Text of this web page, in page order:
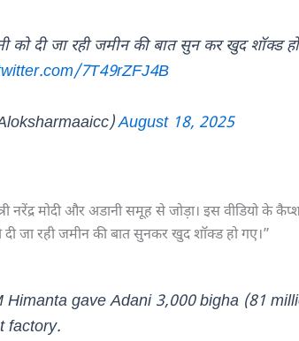
को दी जा रही जमीन की बात सुन कर खुद शॉक्ड
7T49rZFJ4B
August 18, 2025
नरेंद्र मोदी और अडानी समूह से जोड़ा। इस वीडियो के
दी जा रही जमीन की बात सुनकर खुद शॉक्ड हो गए।”
Himanta gave Adani 3,000 bigha (81
factory.